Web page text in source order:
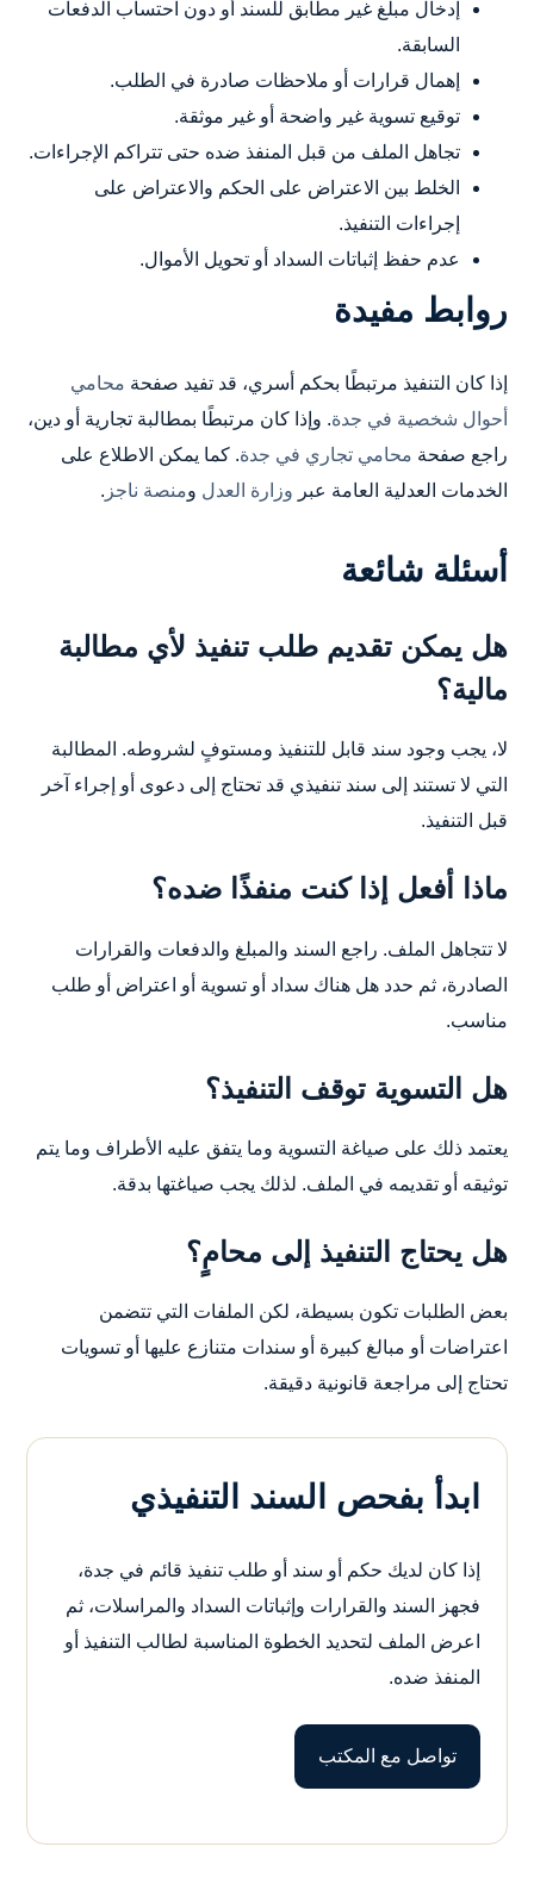
إدخال مبلغ غير مطابق للسند أو دون احتساب الدفعات
السابقة.
إهمال قرارات أو ملاحظات صادرة في الطلب.
توقيع تسوية غير واضحة أو غير موثقة.
تجاهل الملف من قبل المنفذ ضده حتى تتراكم الإجراءات.
الخلط بين الاعتراض على الحكم والاعتراض على
إجراءات التنفيذ.
عدم حفظ إثباتات السداد أو تحويل الأموال.
روابط مفيدة
إذا كان التنفيذ مرتبطًا بحكم أسري، قد تفيد صفحة محامي
أحوال شخصية في جدة. وإذا كان مرتبطًا بمطالبة تجارية أو دين،
راجع صفحة محامي تجاري في جدة. كما يمكن الاطلاع على
الخدمات العدلية العامة عبر وزارة العدل ومنصة ناجز .
أسئلة شائعة
هل يمكن تقديم طلب تنفيذ لأي مطالبة
مالية؟
لا، يجب وجود سند قابل للتنفيذ ومستوفٍ لشروطه. المطالبة
التي لا تستند إلى سند تنفيذي قد تحتاج إلى دعوى أو إجراء آخر
قبل التنفيذ.
ماذا أفعل إذا كنت منفذًا ضده؟
لا تتجاهل الملف. راجع السند والمبلغ والدفعات والقرارات
الصادرة، ثم حدد هل هناك سداد أو تسوية أو اعتراض أو طلب
مناسب.
هل التسوية توقف التنفيذ؟
يعتمد ذلك على صياغة التسوية وما يتفق عليه الأطراف وما يتم
توثيقه أو تقديمه في الملف. لذلك يجب صياغتها بدقة.
هل يحتاج التنفيذ إلى محامٍ؟
بعض الطلبات تكون بسيطة، لكن الملفات التي تتضمن
اعتراضات أو مبالغ كبيرة أو سندات متنازع عليها أو تسويات
تحتاج إلى مراجعة قانونية دقيقة.
ابدأ بفحص السند التنفيذي
إذا كان لديك حكم أو سند أو طلب تنفيذ قائم في جدة،
فجهز السند والقرارات وإثباتات السداد والمراسلات، ثم
اعرض الملف لتحديد الخطوة المناسبة لطالب التنفيذ أو
المنفذ ضده.
تواصل مع المكتب